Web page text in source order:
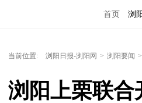
首页 浏
当前位置: 浏阳日报-浏阳网 > 浏阳要闻 >
浏阳上栗联合